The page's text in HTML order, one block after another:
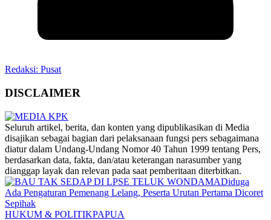
Redaksi: Pusat
DISCLAIMER
‎Seluruh artikel, berita, dan konten yang dipublikasikan di Media
disajikan sebagai bagian dari pelaksanaan fungsi pers sebagaimana
diatur dalam Undang-Undang Nomor 40 Tahun 1999 tentang Pers,
berdasarkan data, fakta, dan/atau keterangan narasumber yang
dianggap layak dan relevan pada saat pemberitaan diterbitkan.
HUKUM & POLITIKPAPUA